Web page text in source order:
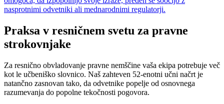
nasprotnimi odvetniki ali mednarodnimi regulatorji.
Praksa v resničnem svetu za pravne
strokovnjake
Za resnično obvladovanje pravne nemščine vaša ekipa potrebuje več
kot le učbeniško slovnico. Naš zahteven 52-enotni učni načrt je
natančno zasnovan tako, da odvetnike popelje od osnovnega
razumevanja do popolne tekočnosti pogovora.